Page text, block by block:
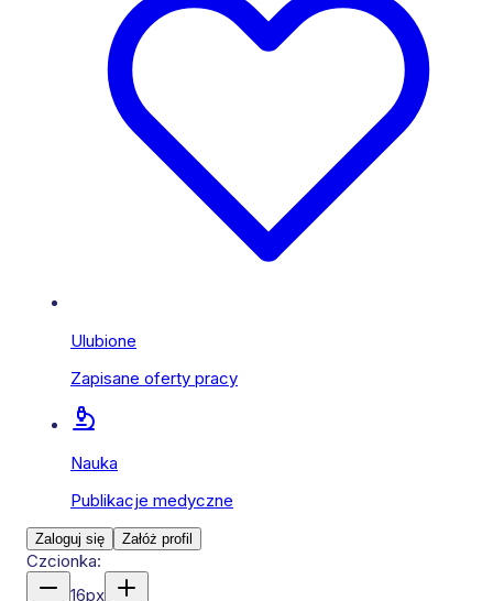
Ulubione
Zapisane oferty pracy
Nauka
Publikacje medyczne
Zaloguj się Załóż profil
Czcionka:
16px